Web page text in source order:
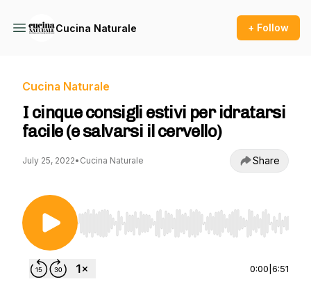
Cucina Naturale + Follow
Cucina Naturale
I cinque consigli estivi per idratarsi
facile (e salvarsi il cervello)
July 25, 2022• Cucina Naturale Share
Use Left/Right to seek, Home/End to jump to
0:00 6:51